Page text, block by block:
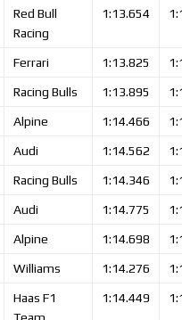
Red Bull
Racing
1:13.654
Ferrari 1:13.825
Racing Bulls 1:13.895
Alpine 1:14.466
Audi 1:14.562
Racing Bulls 1:14.346
Audi 1:14.775
Alpine 1:14.698
Williams 1:14.276
Haas F1
Team
1:14.449